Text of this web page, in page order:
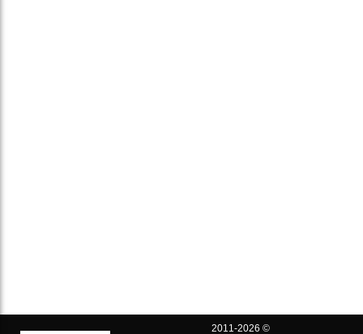
2011-2026 ©